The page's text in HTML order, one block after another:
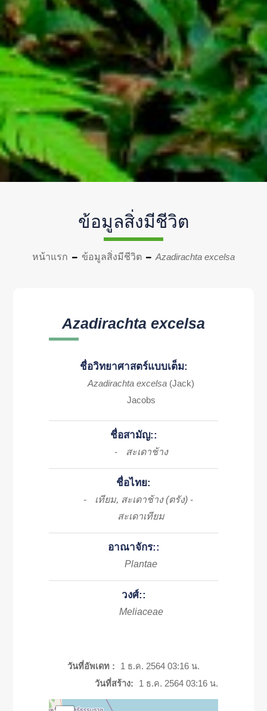
ข้อมูลสิ่งมีชีวิต
หน้าแรก ข้อมูลสิ่งมีชีวิต Azadirachta excelsa
Azadirachta excelsa
ชื่อวิทยาศาสตร์แบบเต็ม:
Azadirachta excelsa (Jack)
Jacobs
ชื่อสามัญ::
- สะเดาช้าง
ชื่อไทย:
- เทียม, สะเดาช้าง (ตรัง) -
สะเดาเทียม
อาณาจักร::
Plantae
วงศ์::
Meliaceae
วันที่อัพเดท :
1 ธ.ค. 2564 03:16 น.
วันที่สร้าง:
1 ธ.ค. 2564 03:16 น.